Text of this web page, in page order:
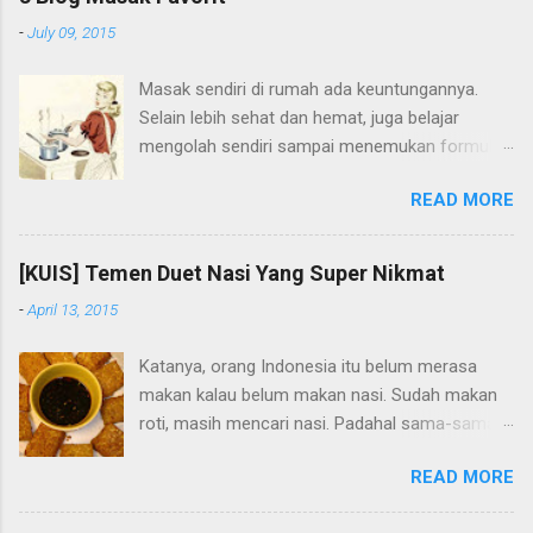
-July 09, 2015
Masak sendiri di rumah ada keuntungannya.
Selain lebih sehat dan hemat, juga belajar
mengolah sendiri sampai menemukan formula
rumah orangtua di kampong, saya suka nyoba-
nyoba resep sendiri. Waktu SMA, saya pengen
nyoba bikin pudding kentang resep dari teman.
Saya minta uang sama ibu buat beli bahan-
colek-colek aja, rasanya sih enak. Tapi kalau
penampakannya mengerikan, ga ada yang mau
makan. Sejak itu, ga berani nyoba-nyoba masak
READ MORE
[KUIS] Temen Duet Nasi Yang Super Nikmat
-April 13, 2015
Katanya, orang Indonesia itu belum merasa
makan kalau belum makan nasi. Sudah makan
roti, masih mencari nasi. Padahal sama-sama
masyarakat kita di Indonesia. Nasi nikmat
disantap dengan masakan apapun, walaupun
READ MORE